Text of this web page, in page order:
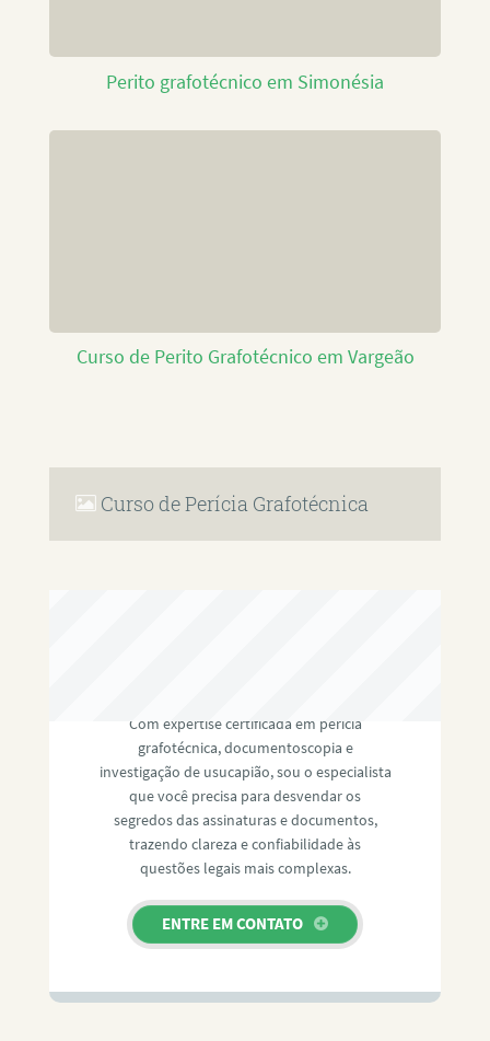
Perito grafotécnico em Simonésia
Curso de Perito Grafotécnico em Vargeão
Curso de Perícia Grafotécnica
Com expertise certificada em perícia
grafotécnica, documentoscopia e
investigação de usucapião, sou o especialista
que você precisa para desvendar os
segredos das assinaturas e documentos,
trazendo clareza e confiabilidade às
questões legais mais complexas.
ENTRE EM CONTATO